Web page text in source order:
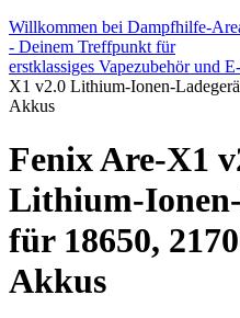
Willkommen bei Dampfhilfe-
- Deinem Treffpunkt für
erstklassiges Vapezubehör und
X1 v2.0 Lithium-Ionen-
Akkus
Fenix Are-X1
Lithium-
für 18650,
Akkus